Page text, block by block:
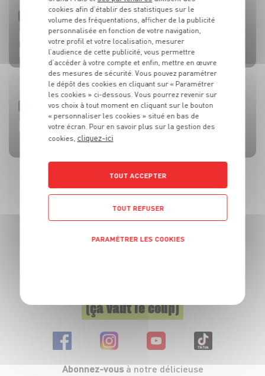
TOMATES
BRUSCHETTA FRAISES TOMATES MOZZA
ACTUALITE
L’HUILE QUI FAIT TOUTE LA DIFFÉRENCE !
BEAUFORT AOP
SALADE MOZZARELLA, PÊCHE ET AVOCAT
CÔTE DE BŒUF
CÔTE DE BOEUF AU ROQUEFORT
MOULES DE BOUCHOT AOP DE LA BAIE DU MONT-SAINT-
BROCHETTES DE SARDINES ET SAUCE À LA MENTHE
(ça vaut le coup)
Abonnez-vousà notre délicieuse
cookies afin d’établir des statistiques sur le
volume des fréquentations, afficher de la publicité
personnalisée en fonction de votre navigation,
votre profil et votre localisation, mesurer
l’audience de cette publicité, vous permettre
d’accéder à votre compte et enfin, mettre en œuvre
des mesures de sécurité. Vous pouvez paramétrer
le dépôt des cookies en cliquant sur « Paramétrer
les cookies » ci-dessous. Vous pourrez revenir sur
vos choix à tout moment en cliquant sur le bouton
« personnaliser les cookies » situé en bas de
votre écran. Pour en savoir plus sur la gestion des
cookies, cliquez-ici
TOUT ACCEPTER
TOUT REFUSER
PARAMÉTRER LES COOKIES